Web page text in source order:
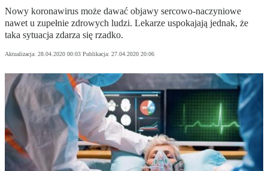
Nowy koronawirus może dawać objawy sercowo-naczyniowe
nawet u zupełnie zdrowych ludzi. Lekarze uspokajają jednak, że
taka sytuacja zdarza się rzadko.
Aktualizacja: 28.04.2020 00:03 Publikacja: 27.04.2020 20:06